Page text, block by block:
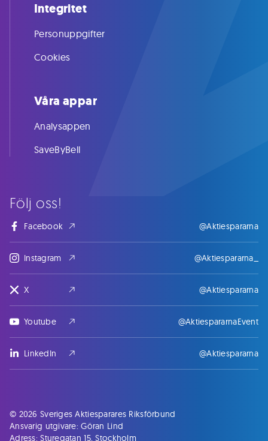
Följ oss!
Facebook @Aktiespararna
Instagram @Aktiespararna_
X @Aktiespararna
Youtube @AktiespararnaEvent
LinkedIn @Aktiespararna
Integritet
Personuppgifter
Cookies
Våra appar
Analysappen
SaveByBell
© 2026 Sveriges Aktiesparares Riksförbund
Ansvarig utgivare: Göran Lind
Adress: Sturegatan 15, Stockholm